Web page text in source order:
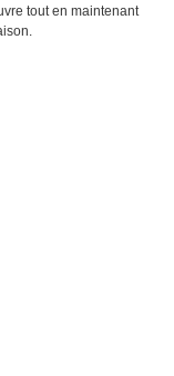
tout en maintenant